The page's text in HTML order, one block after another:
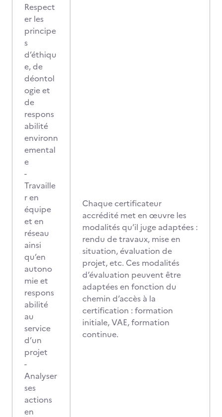
Respect
er les
principe
s
d’éthiqu
e, de
déontol
ogie et
de
respons
abilité
environn
emental
e
-
Travaille
r en
équipe
et en
réseau
ainsi
qu’en
autono
mie et
respons
abilité
au
service
d’un
projet
-
Analyser
ses
actions
en
Chaque certificateur
accrédité met en œuvre les
modalités qu’il juge adaptées :
rendu de travaux, mise en
situation, évaluation de
projet, etc. Ces modalités
d’évaluation peuvent être
adaptées en fonction du
chemin d’accès à la
certification : formation
initiale, VAE, formation
continue.